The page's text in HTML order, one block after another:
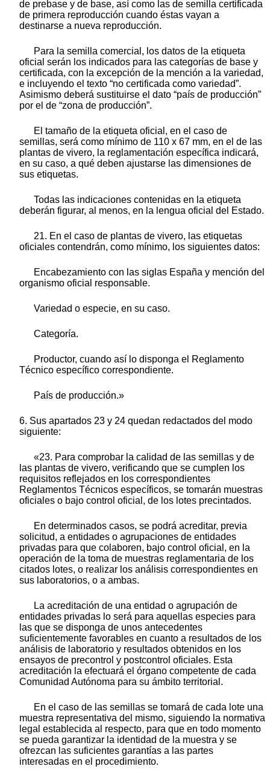
de prebase y de base, así como las de semilla certificada
de primera reproducción cuando éstas vayan a
destinarse a nueva reproducción.
Para la semilla comercial, los datos de la etiqueta
oficial serán los indicados para las categorías de base y
certificada, con la excepción de la mención a la variedad,
e incluyendo el texto “no certificada como variedad”.
Asimismo deberá sustituirse el dato “país de producción”
por el de “zona de producción”.
El tamaño de la etiqueta oficial, en el caso de
semillas, será como mínimo de 110 x 67 mm, en el de las
plantas de vivero, la reglamentación específica indicará,
en su caso, a qué deben ajustarse las dimensiones de
sus etiquetas.
Todas las indicaciones contenidas en la etiqueta
deberán figurar, al menos, en la lengua oficial del Estado.
21. En el caso de plantas de vivero, las etiquetas
oficiales contendrán, como mínimo, los siguientes datos:
Encabezamiento con las siglas España y mención del
organismo oficial responsable.
Variedad o especie, en su caso.
Categoría.
Productor, cuando así lo disponga el Reglamento
Técnico específico correspondiente.
País de producción.»
6. Sus apartados 23 y 24 quedan redactados del modo
siguiente:
«23. Para comprobar la calidad de las semillas y de
las plantas de vivero, verificando que se cumplen los
requisitos reflejados en los correspondientes
Reglamentos Técnicos específicos, se tomarán muestras
oficiales o bajo control oficial, de los lotes precintados.
En determinados casos, se podrá acreditar, previa
solicitud, a entidades o agrupaciones de entidades
privadas para que colaboren, bajo control oficial, en la
operación de la toma de muestras reglamentaria de los
citados lotes, o realizar los análisis correspondientes en
sus laboratorios, o a ambas.
La acreditación de una entidad o agrupación de
entidades privadas lo será para aquellas especies para
las que se disponga de unos antecedentes
suficientemente favorables en cuanto a resultados de los
análisis de laboratorio y resultados obtenidos en los
ensayos de precontrol y postcontrol oficiales. Esta
acreditación la efectuará el órgano competente de cada
Comunidad Autónoma para su ámbito territorial.
En el caso de las semillas se tomará de cada lote una
muestra representativa del mismo, siguiendo la normativa
legal establecida al respecto, para que en todo momento
se pueda garantizar la identidad de la muestra y se
ofrezcan las suficientes garantías a las partes
interesadas en el procedimiento.